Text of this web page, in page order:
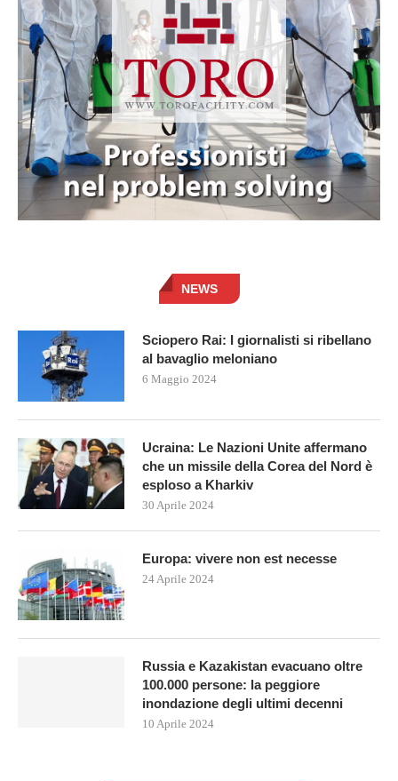
NEWS
Sciopero Rai: I giornalisti si ribellano
al bavaglio meloniano
6 Maggio 2024
Ucraina: Le Nazioni Unite affermano
che un missile della Corea del Nord è
esploso a Kharkiv
30 Aprile 2024
Europa: vivere non est necesse
24 Aprile 2024
Russia e Kazakistan evacuano oltre
100.000 persone: la peggiore
inondazione degli ultimi decenni
10 Aprile 2024